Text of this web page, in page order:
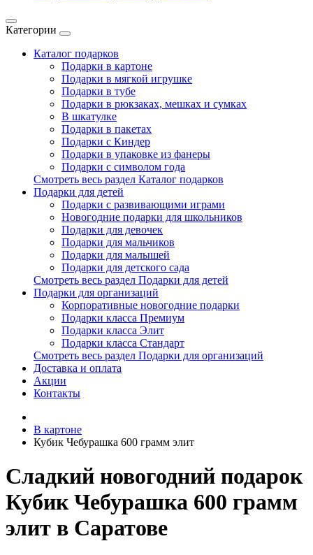
Категории
Каталог подарков
Подарки в картоне
Подарки в мягкой игрушке
Подарки в тубе
Подарки в рюкзаках, мешках и сумках
В шкатулке
Подарки в пакетах
Подарки с Киндер
Подарки в упаковке из фанеры
Подарки с символом года
Смотреть весь раздел Каталог подарков
Подарки для детей
Подарки с развивающими играми
Новогодние подарки для школьников
Подарки для девочек
Подарки для мальчиков
Подарки для малышей
Подарки для детского сада
Смотреть весь раздел Подарки для детей
Подарки для организаций
Корпоративные новогодние подарки
Подарки класса Премиум
Подарки класса Элит
Подарки класса Стандарт
Смотреть весь раздел Подарки для организаций
Доставка и оплата
Акции
Контакты
В картоне
Кубик Чебурашка 600 грамм элит
Сладкий новогодний подарок
Кубик Чебурашка 600 грамм
элит в Саратове